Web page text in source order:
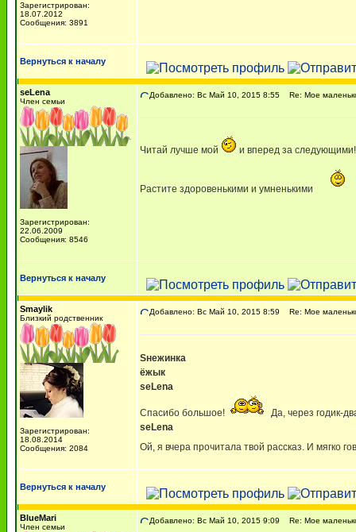
Зарегистрирован:
18.07.2012
Сообщения: 3891
Вернуться к началу
seLena
Член семьи
Зарегистрирован:
22.06.2009
Сообщения: 8546
Добавлено: Вс Май 10, 2015 8:55 Re: Мое
Читай лучше мой и вперед за следующими!
Растите здоровенькими и умненькими
Вернуться к началу
Smaylik
Близкий родственник
Зарегистрирован:
18.08.2014
Сообщения: 2084
Добавлено: Вс Май 10, 2015 8:59 Re: Мое
Sнежинка
ёжык
seLena
Спасибо большое!
Да, через годик-
seLena
Ой, я вчера прочитала твой рассказ. И мягко
Вернуться к началу
BlueMari
Член семьи
Добавлено: Вс Май 10, 2015 9:09 Re: Мое